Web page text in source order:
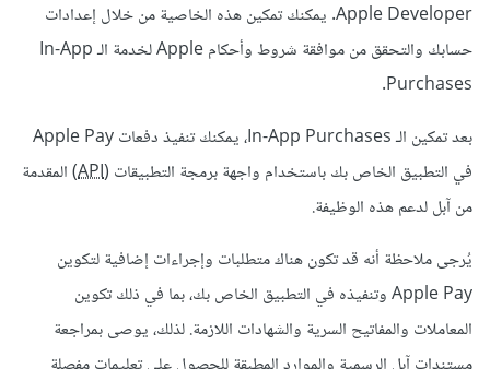
Apple Developer. يمكنك تمكين هذه الخاصية من خلال إعدادات
حسابك والتحقق من موافقة شروط وأحكام Apple لخدمة الـ In-App
Purchases.
بعد تمكين الـ In-App Purchases، يمكنك تنفيذ دفعات Apple Pay
في التطبيق الخاص بك باستخدام واجهة برمجة التطبيقات ( API) المقدمة
من آبل لدعم هذه الوظيفة.
يُرجى ملاحظة أنه قد تكون هناك متطلبات وإجراءات إضافية لتكوين
Apple Pay وتنفيذه في التطبيق الخاص بك، بما في ذلك تكوين
المعاملات والمفاتيح السرية والشهادات اللازمة. لذلك، يوصى بمراجعة